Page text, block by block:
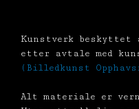
Kunstverk
etter avtale med
(Billedkunst
Alt materiale er